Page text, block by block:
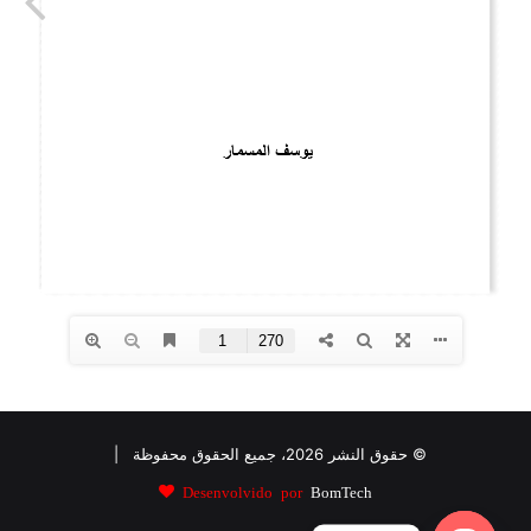
© حقوق النشر 2026، جميع الحقوق محفوظة |
Desenvolvido por BomTech